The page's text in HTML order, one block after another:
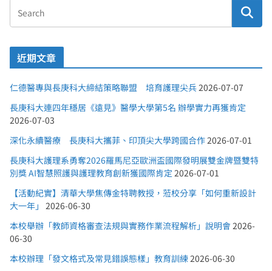
近期文章
仁德醫專與長庚科大締結策略聯盟 培育護理尖兵 2026-07-07
長庚科大連四年穩居《遠見》醫學大學第5名 辦學實力再獲肯定
2026-07-03
深化永續醫療 長庚科大攜菲、印頂尖大學跨國合作 2026-07-01
長庚科大護理系勇奪2026羅馬尼亞歐洲盃國際發明展雙金牌暨雙特
別獎 AI智慧照護與護理教育創新獲國際肯定 2026-07-01
【活動紀實】清華大學焦傳金特聘教授，蒞校分享「如何重新設計
大一年」
2026-06-30
本校舉辦「教師資格審查法規與實務作業流程解析」說明會 2026-
06-30
本校辦理「發文格式及常見錯誤態樣」教育訓練 2026-06-30